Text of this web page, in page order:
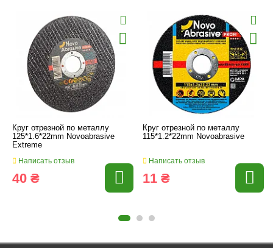
Круг отрезной по металлу
125*1.6*22mm Novoabrasive
Extreme
Написать отзыв
40 ₴
Круг отрезной по металлу
115*1.2*22mm Novoabrasive
Написать отзыв
11 ₴